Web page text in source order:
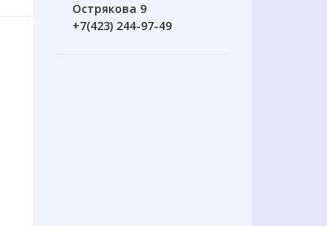
Острякова 9
+7(423) 244-97-49